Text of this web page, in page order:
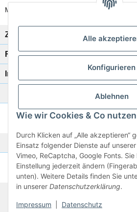
Alle
Konfigurieren
Ablehnen
Wie wir Cookies & Co nutzen
Durch Klicken auf „Alle akzeptieren“
Einsatz folgender Dienste auf
Vimeo, ReCaptcha, Google Fonts.
Einstellung jederzeit ändern
unten). Weitere Details finden Sie
in unserer Datenschutzerklärung.
Impressum Datenschutz
Mo-Fr: 8:00 Uhr - 17:00 Uhr
Zahlung/Versand
Rechtliches
Informationen
Katalog zur Hand?
Zur
Noch kein
Preisliste
© 2026 subtiel-shop.de